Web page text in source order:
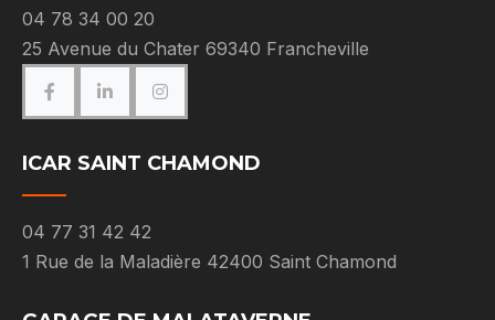
04 78 34 00 20
25 Avenue du Chater 69340 Francheville
ICAR SAINT CHAMOND
04 77 31 42 42
1 Rue de la Maladière 42400 Saint Chamond